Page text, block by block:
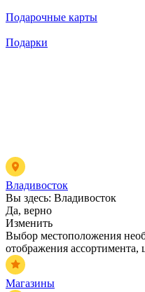
Подарочные карты
Подарки
Владивосток
Вы здесь: Владивосток
Да, верно
Изменить
Выбор местоположения
отображения ассортимента,
Магазины